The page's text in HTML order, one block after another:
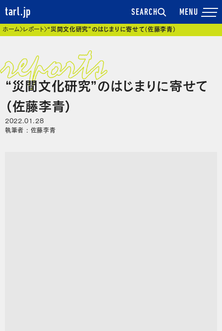
tarl.jp SEARCH
現在位置
ホーム レポート “災間文化研究”のはじまりに寄せて（佐藤李青）
“災間文化研究”のはじまりに寄せて
（佐藤李青）
2022.01.28
執筆者 : 佐藤李青